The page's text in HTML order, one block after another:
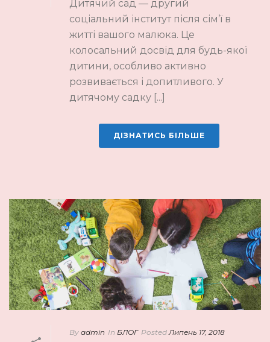
Дитячий сад — другий
соціальний інститут після сім’ї в
житті вашого малюка. Це
колосальний досвід для будь-якої
дитини, особливо активно
розвивається і допитливого. У
дитячому садку [...]
ДІЗНАТИСЬ БІЛЬШЕ
By admin In БЛОГ Posted Липень 17, 2018